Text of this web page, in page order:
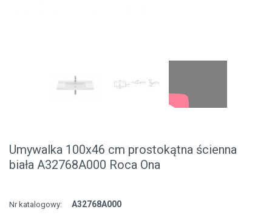
Umywalka 100x46 cm prostokątna ścienna
biała A32768A000 Roca Ona
Nr katalogowy: A32768A000